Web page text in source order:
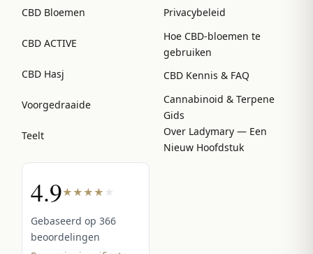
CBD Bloemen
CBD ACTIVE
CBD Hasj
Voorgedraaide
Teelt
4.9★★★★ ★
Gebaseerd op 366
beoordelingen
Privacybeleid
Hoe CBD-bloemen te
gebruiken
CBD Kennis & FAQ
Cannabinoid & Terpene
Gids
Over Ladymary — Een
Nieuw Hoofdstuk